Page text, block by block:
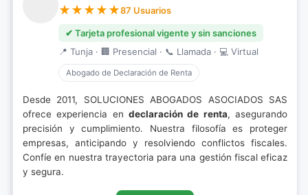
87 Usuarios
✔ Tarjeta profesional vigente y sin sanciones
📍 Tunja · 🏢 Presencial · 📞 Llamada · 💻 Virtual
Abogado de Declaración de Renta
Desde 2011, SOLUCIONES ABOGADOS ASOCIADOS SAS
ofrece experiencia en declaración de renta, asegurando
precisión y cumplimiento. Nuestra filosofía es proteger
empresas, anticipando y resolviendo conflictos fiscales.
Confíe en nuestra trayectoria para una gestión fiscal eficaz
y segura.